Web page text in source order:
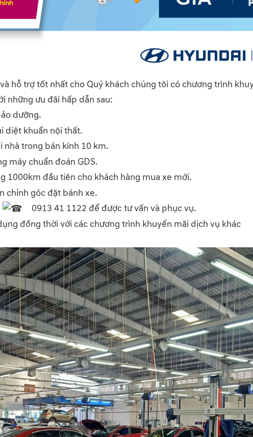
hỗ trợ tốt nhất cho Quý khách chúng tôi có chương trình
những ưu đãi hấp dẫn sau:
dưỡng.
diệt khuẩn nội thất.
nhà trong bán kính 10 km.
máy chuẩn đoán GDS.
1000km đầu tiên cho khách hàng mua xe mới.
chỉnh góc đặt bánh xe.
0913 41 1122 để được tư vấn và phục vụ.
đồng thời với các chương trình khuyến mãi dịch vụ khác